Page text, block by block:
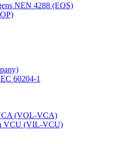
NEN 4288 (EOS)
60204-1
(VOL-VCA)
VCU (VIL-VCU)